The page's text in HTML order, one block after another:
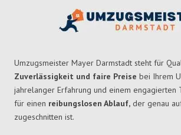
Umzugsmeister Mayer Darmstadt steht für
Zuverlässigkeit und faire Preise bei Ihrem
jahrelanger Erfahrung und einem engagierten
für einen reibungslosen Ablauf, der genau
zugeschnitten ist.